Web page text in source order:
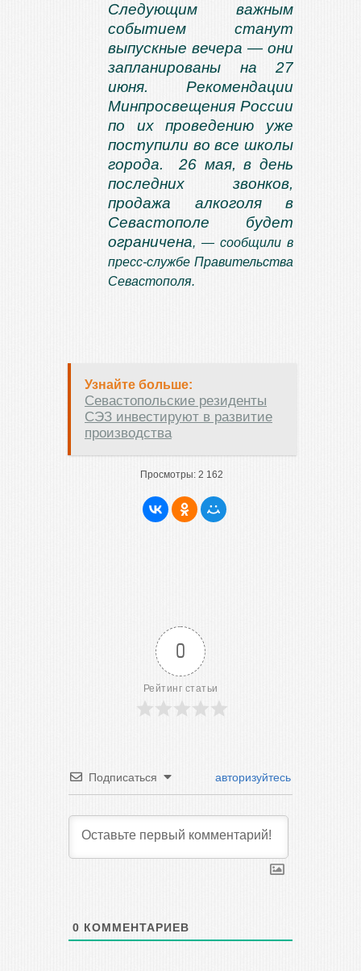
Следующим важным
событием станут
выпускные вечера — они
запланированы на 27
июня. Рекомендации
Минпросвещения России
по их проведению уже
поступили во все школы
города. 26 мая, в день
последних звонков,
продажа алкоголя в
Севастополе будет
ограничена, — сообщили в
пресс-службе Правительства
Севастополя.
Узнайте больше:
Севастопольские резиденты
СЭЗ инвестируют в развитие
производства
Просмотры: 2 162
0
Рейтинг статьи
Подписаться авторизуйтесь
0 КОММЕНТАРИЕВ